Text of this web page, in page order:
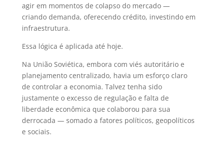
agir em momentos de colapso do mercado —
criando demanda, oferecendo crédito, investindo em
infraestrutura.
Essa lógica é aplicada até hoje.
Na União Soviética, embora com viés autoritário e
planejamento centralizado, havia um esforço claro
de controlar a economia. Talvez tenha sido
justamente o excesso de regulação e falta de
liberdade econômica que colaborou para sua
derrocada — somado a fatores políticos, geopolíticos
e sociais.